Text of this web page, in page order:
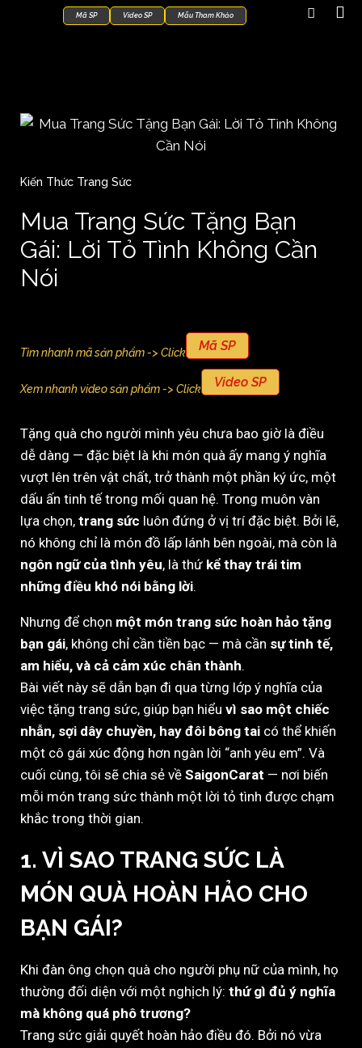
Mã SP Video SP Mẫu Tham Khảo
Kiến Thức Trang Sức
Mua Trang Sức Tặng Bạn
Gái: Lời Tỏ Tình Không Cần
Nói
Tìm nhanh mã sản phẩm -> Click Mã SP
Xem nhanh video sản phẩm -> Click Video SP
Tặng quà cho người mình yêu chưa bao giờ là điều
dễ dàng — đặc biệt là khi món quà ấy mang ý nghĩa
vượt lên trên vật chất, trở thành một phần ký ức, một
dấu ấn tinh tế trong mối quan hệ. Trong muôn vàn
lựa chọn, trang sức luôn đứng ở vị trí đặc biệt. Bởi lẽ,
nó không chỉ là món đồ lấp lánh bên ngoài, mà còn là
ngôn ngữ của tình yêu, là thứ kể thay trái tim
những điều khó nói bằng lời.
Nhưng để chọn một món trang sức hoàn hảo tặng
bạn gái, không chỉ cần tiền bạc — mà cần sự tinh tế,
am hiểu, và cả cảm xúc chân thành.
Bài viết này sẽ dẫn bạn đi qua từng lớp ý nghĩa của
việc tặng trang sức, giúp bạn hiểu vì sao một chiếc
nhẫn, sợi dây chuyền, hay đôi bông tai có thể khiến
một cô gái xúc động hơn ngàn lời “anh yêu em”. Và
cuối cùng, tôi sẽ chia sẻ về SaigonCarat — nơi biến
mỗi món trang sức thành một lời tỏ tình được chạm
khắc trong thời gian.
1. VÌ SAO TRANG SỨC LÀ
MÓN QUÀ HOÀN HẢO CHO
BẠN GÁI?
Khi đàn ông chọn quà cho người phụ nữ của mình, họ
thường đối diện với một nghịch lý: thứ gì đủ ý nghĩa
mà không quá phô trương?
Trang sức giải quyết hoàn hảo điều đó. Bởi nó vừa